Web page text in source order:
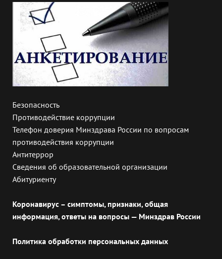
Безопасность
Противодействие коррупции
Телефон доверия Минздрава России по вопросам
противодействия коррупции
Антитеррор
Сведения об образовательной организации
Абитуриенту
Коронавирус – симптомы, признаки, общая
информация, ответы на вопросы — Минздрав России
Политика обработки персональных данных